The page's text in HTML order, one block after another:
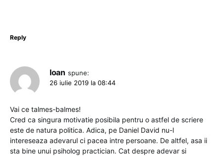
Reply
Ioan spune:
26 iulie 2019 la 08:44
Vai ce talmes-balmes!
Cred ca singura motivatie posibila pentru o astfel de scriere
este de natura politica. Adica, pe Daniel David nu-l
intereseaza adevarul ci pacea intre persoane. De altfel, asa ii
sta bine unui psiholog practician. Cat despre adevar si